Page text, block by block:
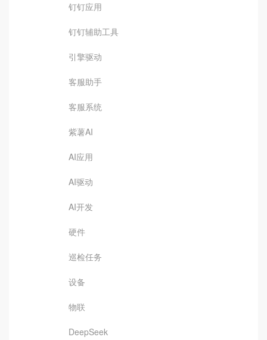
钉钉应用
钉钉辅助工具
引擎驱动
客服助手
客服系统
紫薯AI
AI应用
AI驱动
AI开发
硬件
巡检任务
设备
物联
DeepSeek